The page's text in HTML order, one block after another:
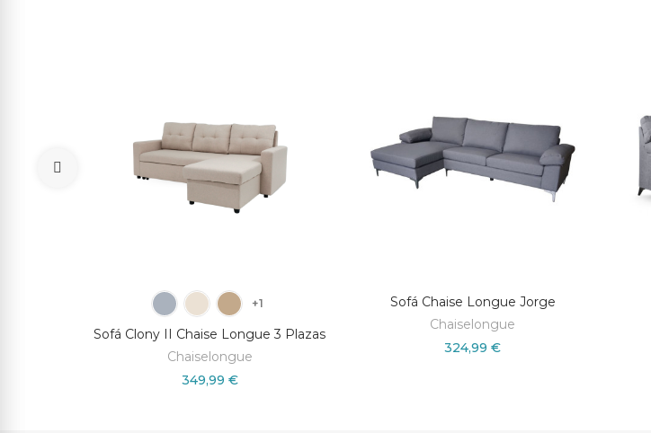
+1
Sofá Clony II Chaise Longue 3 Plazas
Chaiselongue
349,99 €
Sofá Chaise Longue Jorge
Chaiselongue
324,99 €